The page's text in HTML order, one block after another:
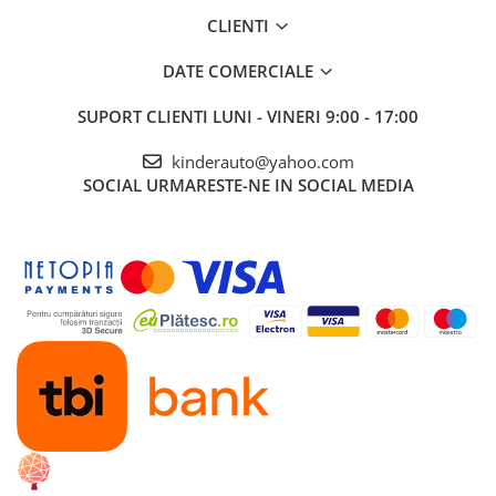
CLIENTI
DATE COMERCIALE
SUPORT CLIENTI LUNI - VINERI 9:00 - 17:00
kinderauto@yahoo.com
SOCIAL URMARESTE-NE IN SOCIAL MEDIA